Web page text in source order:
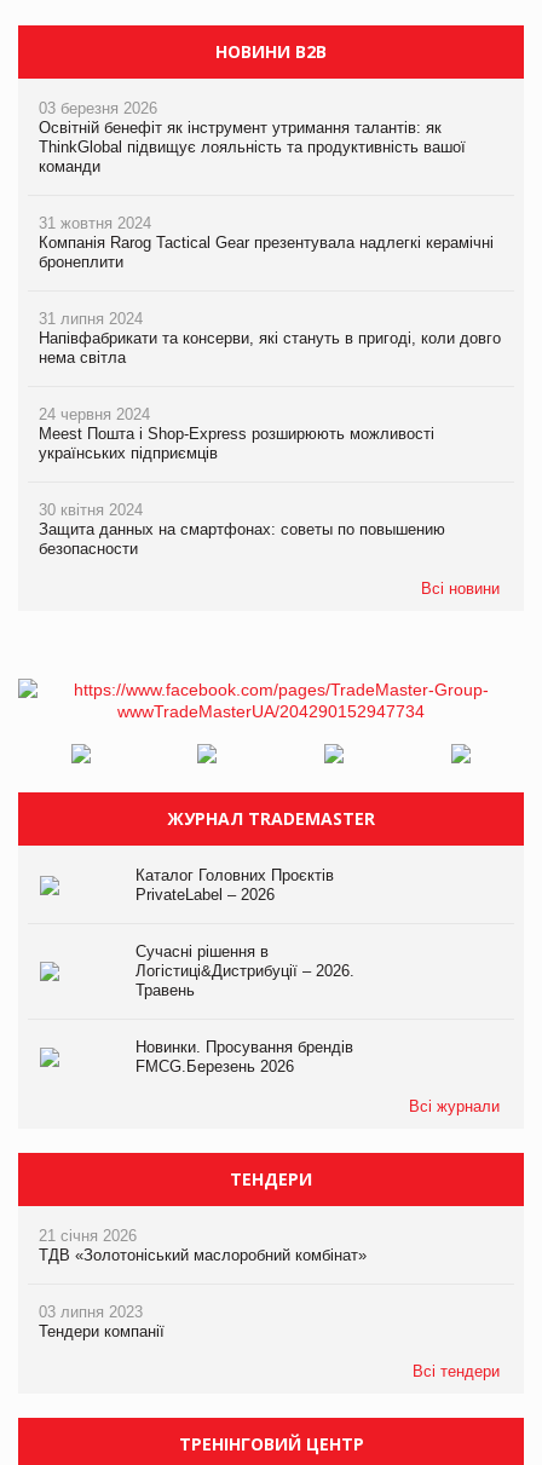
НОВИНИ B2B
03 березня 2026
Освітній бенефіт як інструмент утримання талантів: як
ThinkGlobal підвищує лояльність та продуктивність вашої
команди
31 жовтня 2024
Компанія Rarog Tactical Gear презентувала надлегкі керамічні
бронеплити
31 липня 2024
Напівфабрикати та консерви, які стануть в пригоді, коли довго
нема світла
24 червня 2024
Meest Пошта і Shop-Express розширюють можливості
українських підприємців
30 квітня 2024
Защита данных на смартфонах: советы по повышению
безопасности
Всі новини
ЖУРНАЛ TRADEMASTER
Каталог Головних Проєктів
PrivateLabel – 2026
Сучасні рішення в
Логістиці&Дистрибуції – 2026.
Травень
Новинки. Просування брендів
FMCG.Березень 2026
Всі журнали
ТЕНДЕРИ
21 січня 2026
ТДВ «Золотоніський маслоробний комбінат»
03 липня 2023
Тендери компанії
Всі тендери
ТРЕНІНГОВИЙ ЦЕНТР